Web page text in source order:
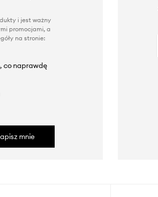
i jest ważny
promocjami, a
na stronie:
co naprawdę
mnie